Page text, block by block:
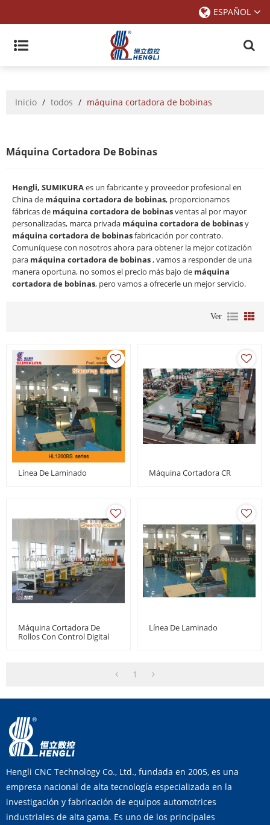
ESPAÑOL
Inicio / todos / máquina cortadora de bobinas
Máquina Cortadora De Bobinas
Hengli, SUMIKURAes un fabricante y proveedor profesional en
China de máquina cortadora de bobinas, proporcionamos
fábricas de máquina cortadora de bobinasventas al por mayor
personalizadas, marca privada máquina cortadora de bobinasy
máquina cortadora de bobinasfabricación por contrato.
Comuníquese con nosotros ahora para obtener la mejor cotización
para máquina cortadora de bobinas, vamos a responder de una
manera oportuna, no somos el precio más bajo de máquina
cortadora de bobinas, pero vamos a ofrecerle un mejor servicio.
Ver
Línea De Laminado Máquina Cortadora CR
Máquina Cortadora De
Rollos Con Control Digital
Línea De Laminado
1
Hengli CNC Technology Co., Ltd., fundada en 2005, es una
empresa nacional de alta tecnología especializada en la
investigación y fabricación de equipos automotrices
industriales de alta gama. Es uno de los principales